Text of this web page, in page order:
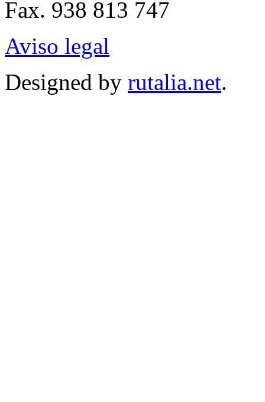
Fax. 938 813 747
Aviso legal
Designed by rutalia.net.